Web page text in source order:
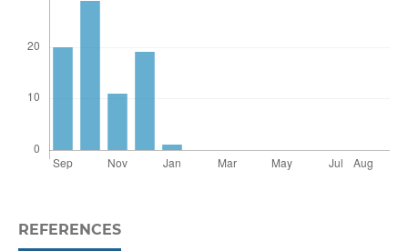
REFERENCES